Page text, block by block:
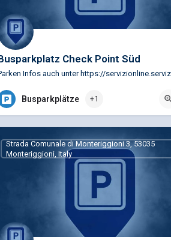
Check Point Süd
Busparkplätze +1
Strada Comunale di Monteriggioni 3, 53035
Monteriggioni, Italy